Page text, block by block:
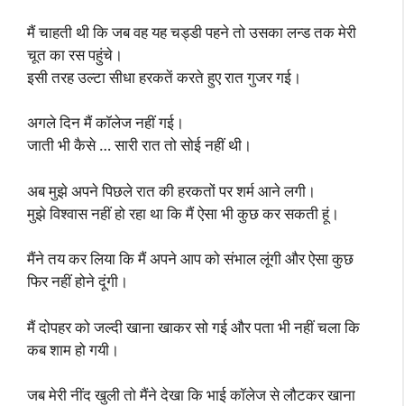
मैं चाहती थी कि जब वह यह चड्डी पहने तो उसका लन्ड तक मेरी
चूत का रस पहुंचे।
इसी तरह उल्टा सीधा हरकतें करते हुए रात गुजर गई।
अगले दिन मैं कॉलेज नहीं गई।
जाती भी कैसे … सारी रात तो सोई नहीं थी।
अब मुझे अपने पिछले रात की हरकतों पर शर्म आने लगी।
मुझे विश्वास नहीं हो रहा था कि मैं ऐसा भी कुछ कर सकती हूं।
मैंने तय कर लिया कि मैं अपने आप को संभाल लूंगी और ऐसा कुछ
फिर नहीं होने दूंगी।
मैं दोपहर को जल्दी खाना खाकर सो गई और पता भी नहीं चला कि
कब शाम हो गयी।
जब मेरी नींद खुली तो मैंने देखा कि भाई कॉलेज से लौटकर खाना